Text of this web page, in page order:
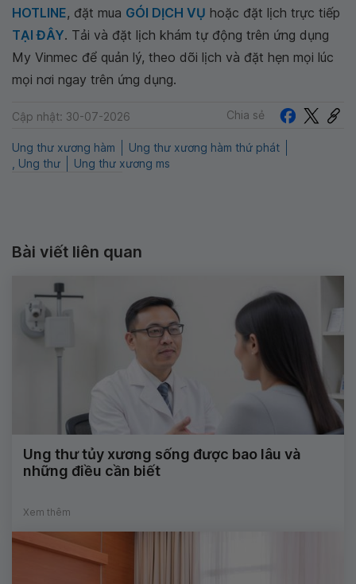
HOTLINE, đặt mua GÓI DỊCH VỤ hoặc đặt lịch trực tiếp
TẠI ĐÂY. Tải và đặt lịch khám tự động trên ứng dụng
My Vinmec để quản lý, theo dõi lịch và đặt hẹn mọi lúc
mọi nơi ngay trên ứng dụng.
Cập nhật: 30-07-2026 Chia sẻ
Ung thư xương hàm
Ung thư xương hàm thứ phát
, Ung thư
Ung thư xương ms
Bài viết liên quan
Ung thư tủy xương sống được bao lâu và
những điều cần biết
Xem thêm